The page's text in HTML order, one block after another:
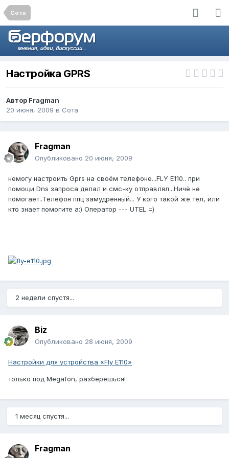
Сота
Настройка GPRS
Автор Fragman
20 июня, 2009 в Сота
Fragman
Опубликовано 20 июня, 2009
немогу настроить Gprs на своём телефоне...FLY E110.. при
помощи Dns запроса делал и смс-ку отправлял...Ничё не
помогает..Телефон ппц замудренный... У кого такой же тел, или
кто знает помогите а:) Оператор --- UTEL =)
2 недели спустя...
Biz
Опубликовано 28 июня, 2009
Настройки для устройства «Fly E110»
только под Megafon, разберешься!
1 месяц спустя...
Fragman